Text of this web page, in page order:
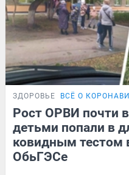
ЗДОРОВЬЕ ВСЁ О
Рост ОРВИ почти
детьми попали в
ковидным тестом
ОбьГЭСе